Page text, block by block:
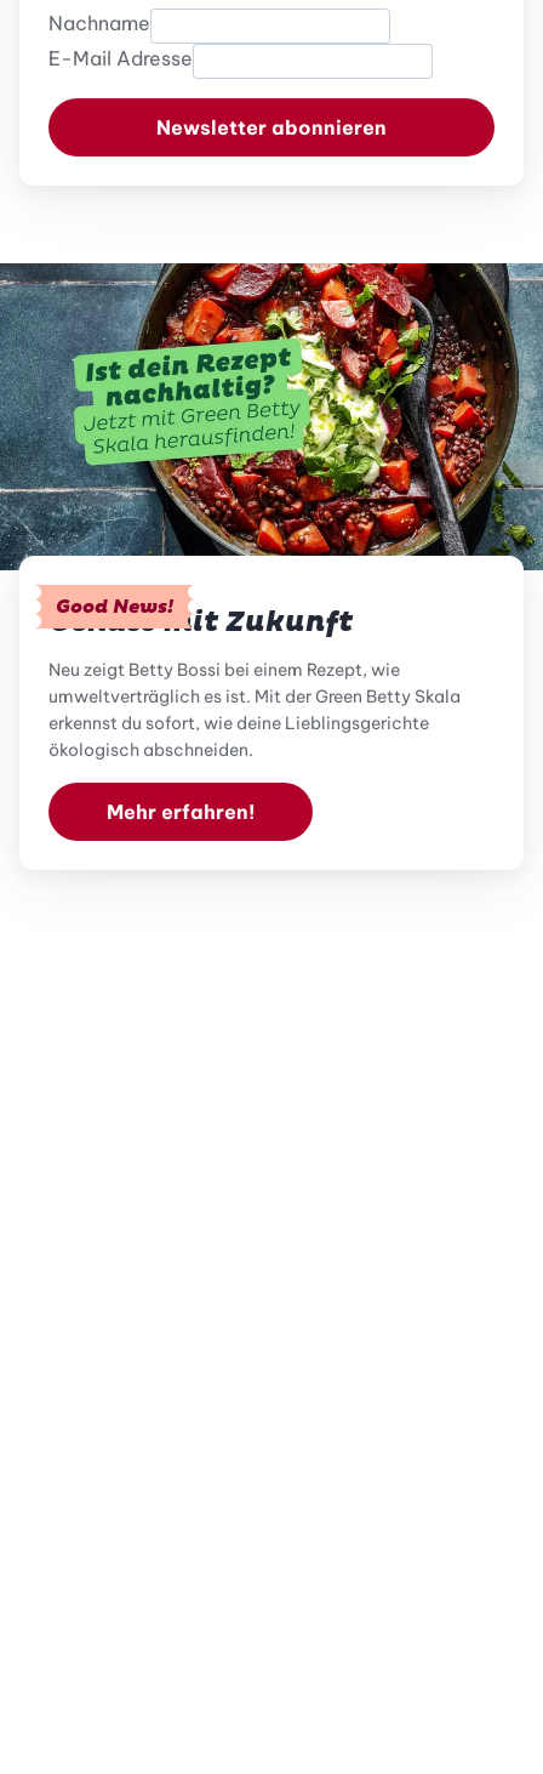
Nachname
E-Mail Adresse
Newsletter abonnieren
Good News!
Genuss mit Zukunft
Neu zeigt Betty Bossi bei einem Rezept, wie
umweltverträglich es ist. Mit der Green Betty Skala
erkennst du sofort, wie deine Lieblingsgerichte
ökologisch abschneiden.
Mehr erfahren!